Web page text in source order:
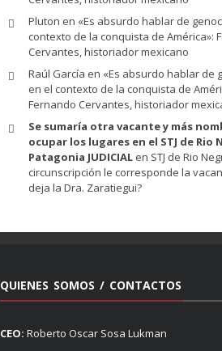
Pluton en «Es absurdo hablar de
contexto de la conquista de América»:
Cervantes, historiador mexicano
Raúl García en «Es absurdo hablar de
en el contexto de la conquista de
Fernando Cervantes, historiador
Se sumaría otra vacante y más
ocupar los lugares en el STJ de Rio
Patagonia JUDICIAL en STJ de Rio
circunscripción le corresponde la
deja la Dra. Zaratiegui?
QUIENES SOMOS / CONTACTOS
CEO: Roberto Oscar Sosa Lukman